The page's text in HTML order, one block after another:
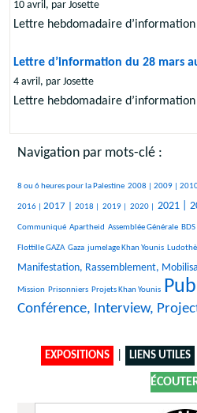
10 avril, par Josette
Lettre hebdomadaire d’information
Lettre d’information du 28 mars
4 avril, par Josette
Lettre hebdomadaire d’information
Navigation par mots-clé :
381/1847
8 ou 6 heures pour la Palestine
55/1847 2008 |
258/1847 2009 |
243/1847
193/1847
123/1847
228/1847
96/1847
84/1847
263/1847
2016 |
442/1847
2017 |
138/1847 2018 |
65/1847 2019 |
87/1847 2020 |
632/1847 2021 |
670/1847
271/1847
698/1847
264/1847
Communiqué
18/1847 Apartheid
18/1847 Assemblée Générale
147/1847 BDS
23/1847
898/1847
34/1847
Flottille GAZA
235/1847 Gaza
157/1847 jumelage Khan Younis
237/1847
9/1847
747/1847
Manifestation, Rassemblement,
19/1847
Mission
24/1847Prisonniers
131/1847 Projets Khan Younis
1847/1847
1165/1847
Conférence, Interview,
11/1847
EXPOSITIONS LIENS UTILES